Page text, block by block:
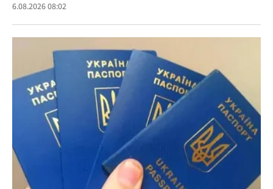
6.08.2026 08:02